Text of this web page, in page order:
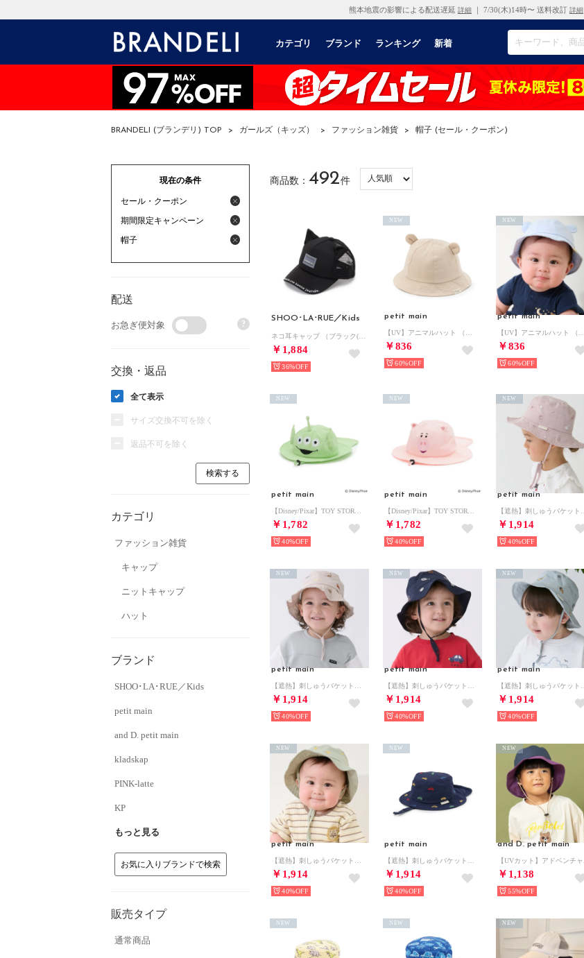
熊本地震の影響による配送遅延 詳細 ｜ 7/30(木)14時〜 送料改訂 詳細
カテゴリ ブランド ランキング 新着
BRANDELI (ブランデリ) TOP > ガールズ（キッズ） > ファッション雑貨 > 帽子 (セール・クーポン)
現在の条件
セール・クーポン
期間限定キャンペーン
帽子
配送
お急ぎ便対象 ?
交換・返品
全て表示
サイズ交換不可を除く
返品不可を除く
カテゴリ
ファッション雑貨
キャップ
ニットキャップ
ハット
ブランド
SHOO･LA･RUE／Kids
petit main
and D. petit main
kladskap
PINK-latte
KP
もっと見る
お気に入りブランドで検索
販売タイプ
通常商品
商品数： 492件
SHOO･LA･RUE／Kids
￥1,884
36%
petit main
￥836
NEW
60%
petit main
￥836
NEW
60%
petit main
￥1,782
NEW
40%
petit main
￥1,782
NEW
40%
petit main
￥1,914
NEW
40%
petit main
￥1,914
NEW
40%
petit main
￥1,914
NEW
40%
petit main
￥1,914
NEW
40%
petit main
￥1,914
NEW
40%
petit main
￥1,914
NEW
40%
and D. petit main
￥1,138
NEW
55%
NEW NEW NEW